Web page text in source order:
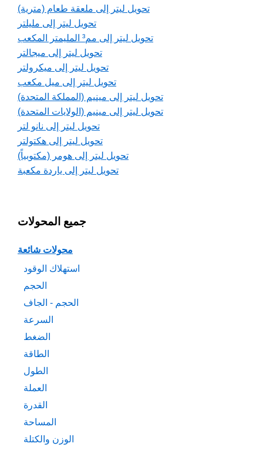
تحويل ليتر إلى ملعقة طعام (مترية)
تحويل ليتر إلى مليلتر
تحويل ليتر إلى مم³ المليمتر المكعب
تحويل ليتر إلى ميجالتر
تحويل ليتر إلى ميكرولتر
تحويل ليتر إلى ميل مكعب
تحويل ليتر إلى مينيم (المملكة المتحدة)
تحويل ليتر إلى مينيم (الولايات المتحدة)
تحويل ليتر إلى نانو لتر
تحويل ليتر إلى هكتولتر
تحويل ليتر إلى هومر (مكتوبياً)
تحويل ليتر إلى ياردة مكعبة
جميع المحولات
محولات شائعة
استهلاك الوقود
الحجم
الحجم - الجاف
السرعة
الضغط
الطاقة
الطول
العملة
القدرة
المساحة
الوزن والكتلة